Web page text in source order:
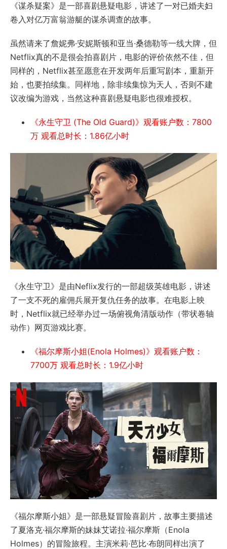
《谋杀疑案》是一部喜剧悬疑电影，讲述了一对已婚夫妇
卷入对亿万富翁游艇的谋杀调查的故事。
虽然请来了詹妮弗·安妮斯顿和亚当·桑德勒等一线大牌，但
Netflix真的不是很会拍喜剧片，电影的评价依然不佳，但
同样的，Netflix甚至愿意在开发两年后重写剧本，重新开
始，也要拍续集。同样地，除非续集惊为天人，否则不建
议改编为游戏，当然这种喜剧悬疑电影也很难授权。
《永生守卫 (The Old Guard)》观看账户数：7800
万 观看总时长：1.86亿小时
《永生守卫》是由Neflix发行的一部超级英雄电影，讲述
了一支不死的雇佣兵展开复仇任务的故事。在电影上映
时，Netflix就已经举办过一场俯视角清版动作（带状卷轴
动作）网页游戏比赛。
《福尔摩斯小姐(Enola Holmes)》观看账户数：
7700万 观看总时长：1.9亿小时
《福尔摩斯小姐》是一部悬疑冒险喜剧片，故事主要描述
了夏洛克·福尔摩斯的妹妹艾诺拉·福尔摩斯（Enola
Holmes）的冒险旅程。主演米莉·芭比·布朗同样出演了